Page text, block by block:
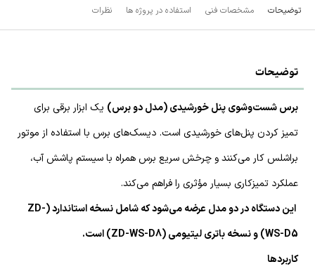
توضیحات مشخصات فنی استفاده در پروژه ها نظرات
توضیحات
برس شست‌وشوی پنل خورشیدی (مدل دو برس) یک ابزار برقی برای
تمیز کردن پنل‌های خورشیدی است. دیسک‌های برس با استفاده از موتور
براشلس کار می‌کنند و چرخش سریع برس همراه با سیستم پاشش آب،
عملکرد تمیزکاری بسیار مؤثری را فراهم می‌کند.
این دستگاه در دو مدل عرضه می‌شود که شامل نسخه استاندارد (ZD-
WS-D5) و نسخه باتری لیتیومی (ZD-WS-D8) است.
کاربردها